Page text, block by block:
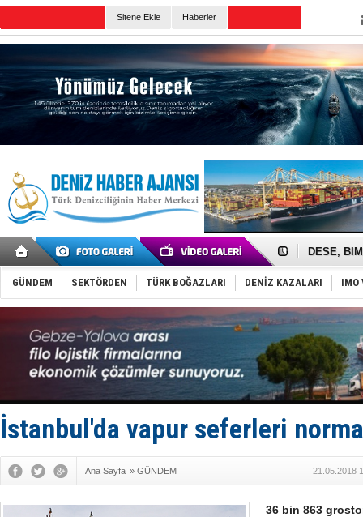
Sitene Ekle Haberler
İngiliz
DESE,
35 milyon
İnsansız
Yüzyıl
Anadolu
Derince,
Tüpraş,
İTU AUV,
LNG
PROYAD,
Türk
GÜNDEM SEKTÖRDEN TÜRK BOĞAZLARI DENİZ KAZALARI IMO
İstanbul'da vapur seferleri
Ana Sayfa » GÜNDEM 21.05.2018
36 bin 863